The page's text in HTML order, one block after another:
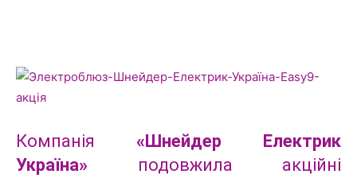
Компанія «Шнейдер Електрик
Україна» подовжила акційні